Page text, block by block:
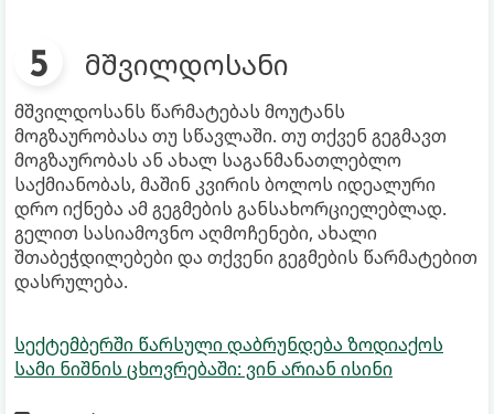
მშვილდოსანი
მშვილდოსანს წარმატებას მოუტანს
მოგზაურობასა თუ სწავლაში. თუ თქვენ გეგმავთ
მოგზაურობას ან ახალ საგანმანათლებლო
საქმიანობას, მაშინ კვირის ბოლოს იდეალური
დრო იქნება ამ გეგმების განსახორციელებლად.
გელით სასიამოვნო აღმოჩენები, ახალი
შთაბეჭდილებები და თქვენი გეგმების წარმატებით
დასრულება.
სექტემბერში წარსული დაბრუნდება ზოდიაქოს
სამი ნიშნის ცხოვრებაში: ვინ არიან ისინი